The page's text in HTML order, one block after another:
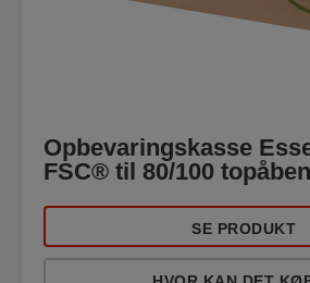
Opbevaringskasse
FSC® til 80/100 topåben
SE PRODUKT